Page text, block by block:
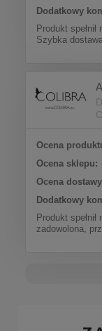
Dodatkowy
Produkt
Szybka
Ocena
Ocena sklepu:
Ocena
Dodatkowy
Produkt
zadowolona,